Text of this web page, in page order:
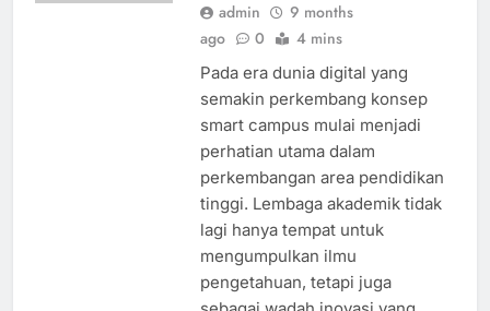
admin
9 months
ago
0 4 mins
Pada era dunia digital yang
semakin perkembang konsep
smart campus mulai menjadi
perhatian utama dalam
perkembangan area pendidikan
tinggi. Lembaga akademik tidak
lagi hanya tempat untuk
mengumpulkan ilmu
pengetahuan, tetapi juga